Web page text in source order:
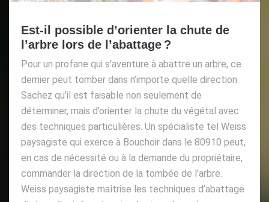
Est-il possible d’orienter la chute de
l’arbre lors de l’abattage ?
Pour un profane qui s’aventure à abattre un arbre, ce
dernier peut tomber dans n’importe quelle direction.
Sachez qu’il est faisable non seulement de
déterminer, mais d’orienter la chute du végétal avec
des techniques particulières. Un spécialiste tel Weiss
paysagiste qui exerce à Bouchoir dans le 80910 peut,
en cas de nécessité ou à la demande du propriétaire,
commander la direction de la tombée de l’arbre.
Weiss paysagiste maîtrise les techniques d’abattage